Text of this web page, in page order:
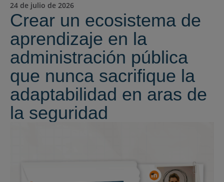
24 de julio de 2026
Crear un ecosistema de
aprendizaje en la
administración pública
que nunca sacrifique la
adaptabilidad en aras de
la seguridad